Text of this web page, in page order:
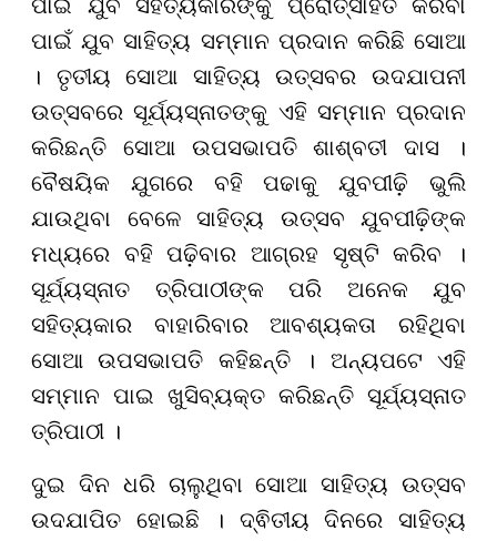
ପାଇଁ ଯୁବ ସହିତ୍ୟକାରଙ୍କୁ ପ୍ରୋତ୍ସାହିତ କରିବା
ପାଇଁ ଯୁବ ସାହିତ୍ୟ ସମ୍ମାନ ପ୍ରଦାନ କରିଛି ସୋଆ
। ତୃତୀୟ ସୋଆ ସାହିତ୍ୟ ଉତ୍ସବର ଉଦଯାପନୀ
ଉତ୍ସବରେ ସୂର୍ଯ୍ୟସ୍ନାତଙ୍କୁ ଏହି ସମ୍ମାନ ପ୍ରଦାନ
କରିଛନ୍ତି ସୋଆ ଉପସଭାପତି ଶାଶ୍ବତୀ ଦାସ ।
ବୈଷୟିକ ଯୁଗରେ ବହି ପଢାକୁ ଯୁବପୀଢ଼ି ଭୁଲି
ଯାଉଥିବା ବେଳେ ସାହିତ୍ୟ ଉତ୍ସବ ଯୁବପୀଢ଼ିଙ୍କ
ମଧ୍ୟରେ ବହି ପଢ଼ିବାର ଆଗ୍ରହ ସୃଷ୍ଟି କରିବ ।
ସୂର୍ଯ୍ୟସ୍ନାତ ତ୍ରିପାଠୀଙ୍କ ପରି ଅନେକ ଯୁବ
ସହିତ୍ୟକାର ବାହାରିବାର ଆବଶ୍ୟକତା ରହିଥିବା
ସୋଆ ଉପସଭାପତି କହିଛନ୍ତି । ଅନ୍ୟପଟେ ଏହି
ସମ୍ମାନ ପାଇ ଖୁସିବ୍ୟକ୍ତ କରିଛନ୍ତି ସୂର୍ଯ୍ୟସ୍ନାତ
ତ୍ରିପାଠୀ ।
ଦୁଇ ଦିନ ଧରି ଚାଲୁଥିବା ସୋଆ ସାହିତ୍ୟ ଉତ୍ସବ
ଉଦଯାପିତ ହୋଇଛି । ଦ୍ଵିତୀୟ ଦିନରେ ସାହିତ୍ୟ